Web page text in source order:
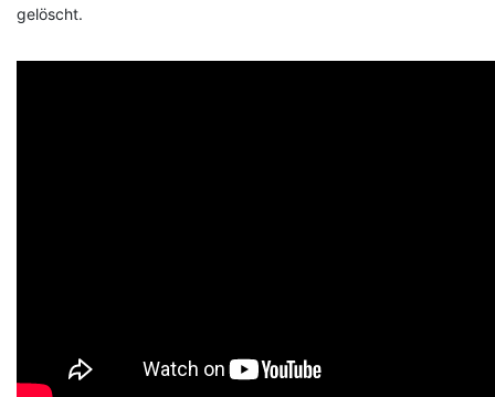
gelöscht.